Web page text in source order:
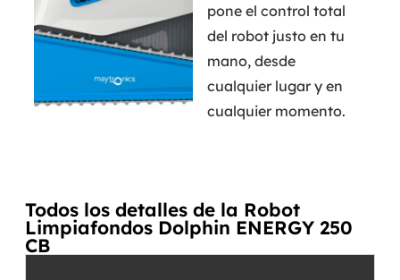
pone el control total
del robot justo en tu
mano, desde
cualquier lugar y en
cualquier momento.
Todos los detalles de la Robot
Limpiafondos Dolphin ENERGY 250
CB